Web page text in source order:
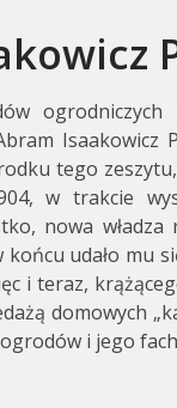
tego
w trakcie
nowa
udało mu
i teraz,
domowych
i jego